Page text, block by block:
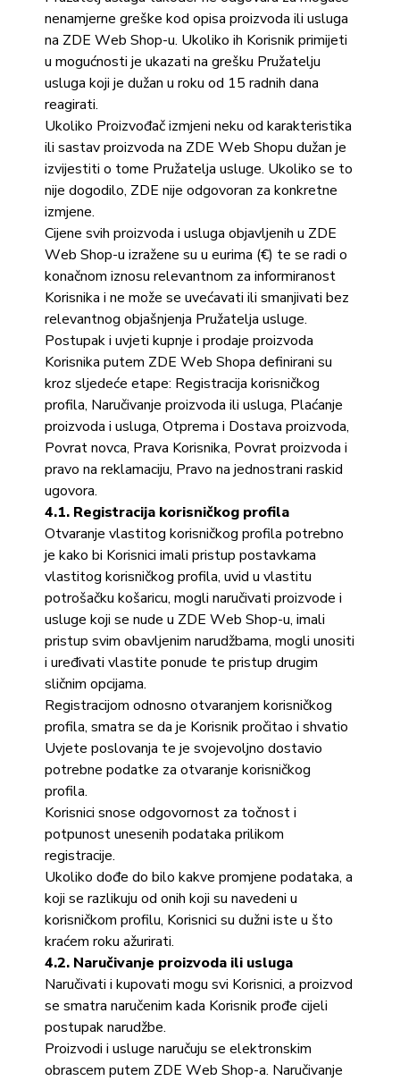
nenamjerne greške kod opisa proizvoda ili usluga
na ZDE Web Shop-u. Ukoliko ih Korisnik primijeti
u mogućnosti je ukazati na grešku Pružatelju
usluga koji je dužan u roku od 15 radnih dana
reagirati.
Ukoliko Proizvođač izmjeni neku od karakteristika
ili sastav proizvoda na ZDE Web Shopu dužan je
izvijestiti o tome Pružatelja usluge. Ukoliko se to
nije dogodilo, ZDE nije odgovoran za konkretne
izmjene.
Cijene svih proizvoda i usluga objavljenih u ZDE
Web Shop-u izražene su u eurima (€) te se radi o
konačnom iznosu relevantnom za informiranost
Korisnika i ne može se uvećavati ili smanjivati bez
relevantnog objašnjenja Pružatelja usluge.
Postupak i uvjeti kupnje i prodaje proizvoda
Korisnika putem ZDE Web Shopa definirani su
kroz sljedeće etape: Registracija korisničkog
profila, Naručivanje proizvoda ili usluga, Plaćanje
proizvoda i usluga, Otprema i Dostava proizvoda,
Povrat novca, Prava Korisnika, Povrat proizvoda i
pravo na reklamaciju, Pravo na jednostrani raskid
ugovora.
4.1. Registracija korisničkog profila
Otvaranje vlastitog korisničkog profila potrebno
je kako bi Korisnici imali pristup postavkama
vlastitog korisničkog profila, uvid u vlastitu
potrošačku košaricu, mogli naručivati proizvode i
usluge koji se nude u ZDE Web Shop-u, imali
pristup svim obavljenim narudžbama, mogli unositi
i uređivati vlastite ponude te pristup drugim
sličnim opcijama.
Registracijom odnosno otvaranjem korisničkog
profila, smatra se da je Korisnik pročitao i shvatio
Uvjete poslovanja te je svojevoljno dostavio
potrebne podatke za otvaranje korisničkog
profila.
Korisnici snose odgovornost za točnost i
potpunost unesenih podataka prilikom
registracije.
Ukoliko dođe do bilo kakve promjene podataka, a
koji se razlikuju od onih koji su navedeni u
korisničkom profilu, Korisnici su dužni iste u što
kraćem roku ažurirati.
4.2. Naručivanje proizvoda ili usluga
Naručivati i kupovati mogu svi Korisnici, a proizvod
se smatra naručenim kada Korisnik prođe cijeli
postupak narudžbe.
Proizvodi i usluge naručuju se elektronskim
obrascem putem ZDE Web Shop-a. Naručivanje